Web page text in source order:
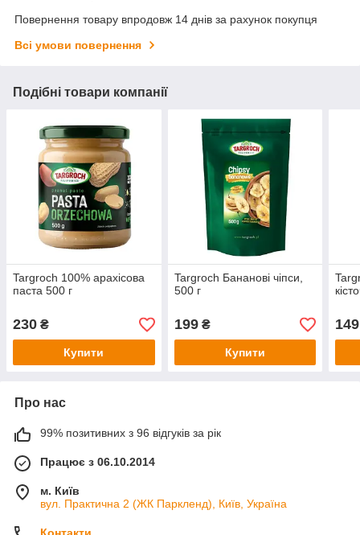
Повернення товару впродовж 14 днів за рахунок покупця
Всі умови повернення
Подібні товари компанії
Targroch 100% арахісова
паста 500 г
230 ₴
Купити
Targroch Бананові чіпси,
500 г
199₴
Купити
149
Про нас
99% позитивних з 96 відгуків за рік
Працює з 06.10.2014
м. Київ
вул. Практична 2 (ЖК Паркленд), Київ, Україна